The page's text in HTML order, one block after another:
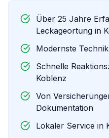
Über 25 Jahre
Leckageortung in
Modernste
Schnelle
Koblenz
Von
Dokumentation
Lokaler Service in